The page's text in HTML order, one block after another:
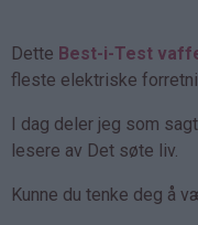
Dette Best-i-Test
fleste elektriske
I dag deler jeg som
lesere av Det søte liv.
Kunne du tenke deg å